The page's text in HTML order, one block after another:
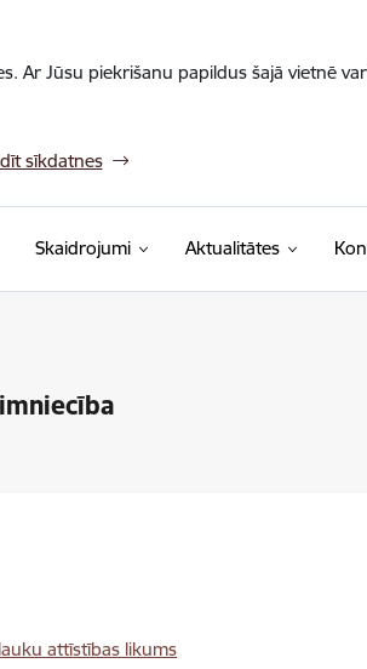
Ar Jūsu piekrišanu papildus šajā vietnē
sīkdatnes
Skaidrojumi Aktualitātes
attīstības likums